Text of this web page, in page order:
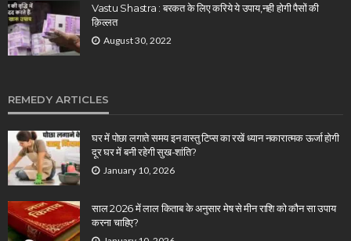
Vastu Shastra : बरकत के लिए करिये ये उपाय,नही होगी पैसों की
क़िल्लत
August 30, 2022
REMEDY ARTICLES
घर में पोछा लगाते समय इन वास्तु टिप्स का रखें ध्यान नकारात्मक ऊर्जा होगी
दूर घर में बनी रहेगी सुख-शांति?
January 10, 2026
साल 2026 में लाल किताब के अनुसार मेष से मीन राशि को कौन सा उपाय
करना चाहिए?